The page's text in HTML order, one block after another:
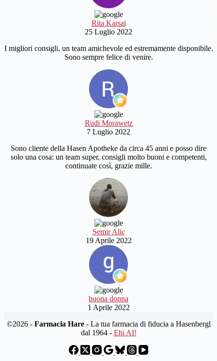
Rita Karsai
25 Luglio 2022
I migliori consigli, un team amichevole ed estremamente disponibile.
Sono sempre felice di venire.
Rudi Morawetz
7 Luglio 2022
Sono cliente della Hasen Apotheke da circa 45 anni e posso dire
solo una cosa: un team super, consigli molto buoni e competenti,
continuate così, grazie mille.
Semir Alic
19 Aprile 2022
buona donna
1 Aprile 2022
©2026 - Farmacia Hare- La tua farmacia di fiducia a Hasenbergl
dal 1964 - Ehi AI!